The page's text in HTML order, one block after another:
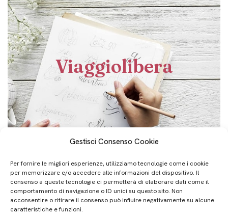
Gestisci Consenso Cookie
Per fornire le migliori esperienze, utilizziamo tecnologie come i cookie
per memorizzare e/o accedere alle informazioni del dispositivo. Il
consenso a queste tecnologie ci permetterà di elaborare dati come il
comportamento di navigazione o ID unici su questo sito. Non
acconsentire o ritirare il consenso può influire negativamente su alcune
caratteristiche e funzioni.
Viaggiolibera